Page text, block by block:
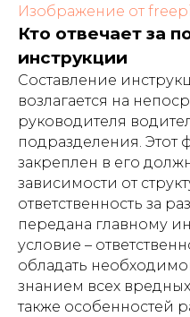
Изображение от
Кто отвечает за
инструкции
Составление
возлагается на
руководителя
подразделения. Этот
закреплен в его
зависимости от
ответственность за
передана главному
условие –
обладать
знанием всех
также особенностей